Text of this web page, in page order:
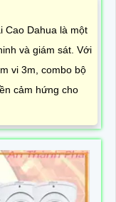
Cao Dahua là một
và giám sát. Với
vi 3m, combo bộ
cảm hứng cho